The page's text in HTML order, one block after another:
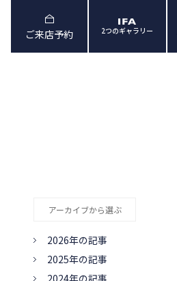
ご来店予約 2つのギャラリー
アーカイブから選ぶ
2026年の記事
2025年の記事
2024年の記事